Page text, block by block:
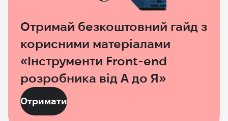
Отримай безкоштовний гайд з
корисними матеріалами
«Інструменти Front-end
розробника від А до Я»
Отримати